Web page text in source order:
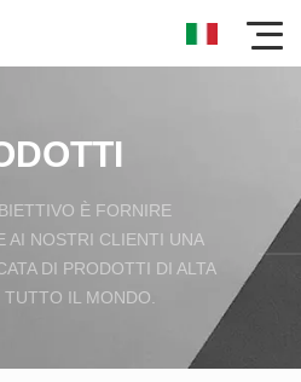
È FORNIRE
AI NOSTRI CLIENTI UNA
DI PRODOTTI DI ALTA
IL MONDO.